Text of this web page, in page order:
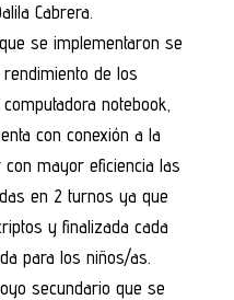
Cabrera.
se implementaron se
de los
notebook,
con conexión a la
mayor eficiencia las
en 2 turnos ya que
y finalizada cada
para los niños/as.
secundario que se